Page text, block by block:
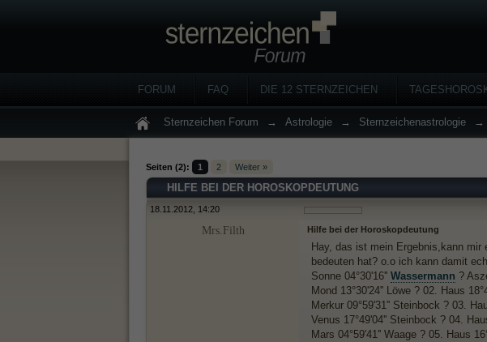
FORUM FAQ DIE 12 STERNZEICHEN
Sternzeichen Forum → Astrologie → Sternzeichenastrologie →
Seiten (2): 1 2 Weiter »
HILFE BEI DER HOROSKOPDEUTUNG
18.11.2012, 14:20
Mrs.Filth Hilfe bei der Horoskopdeutung
Hay, das ist mein Ergebnis,kann
bedeuten hat? o.o ich kann damit
Sonne 04°30'16'' Wassermann ?
Mond 13°30'24'' Löwe ? 02. Haus
Merkur 09°59'31'' Steinbock ? 03.
Venus 17°49'04'' Steinbock ? 04.
Mars 04°59'41'' Waage ? 05. Haus